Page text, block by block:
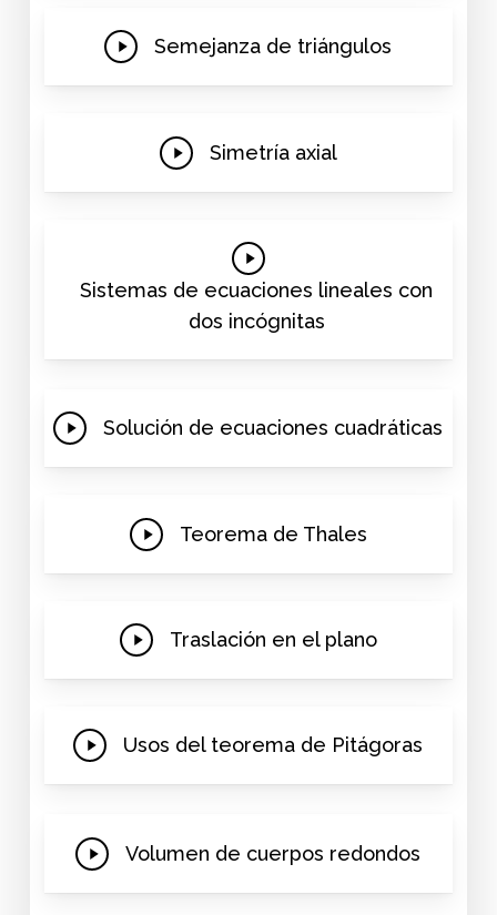
Play
Semejanza de triángulos
Play
Simetría axial
Play
Video
Sistemas de ecuaciones lineales con
dos incógnitas
Play
Solución de ecuaciones cuadráticas
Play
Teorema de Thales
Play
Traslación en el plano
Play
Usos del teorema de Pitágoras
Play
Volumen de cuerpos redondos